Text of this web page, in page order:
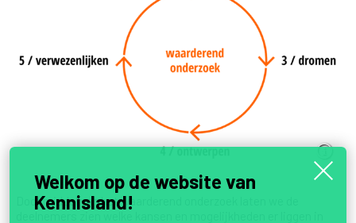
Door middel van het waarderend onderzoek laten we de
Welkom op de website van
Kennisland!